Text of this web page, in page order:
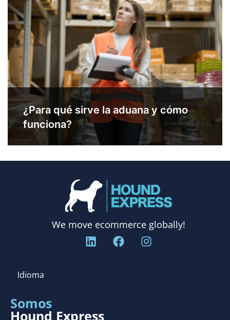
¿Para qué sirve la aduana y cómo
funciona?
We move ecommerce globally!
Idioma
Somos
Hound Express